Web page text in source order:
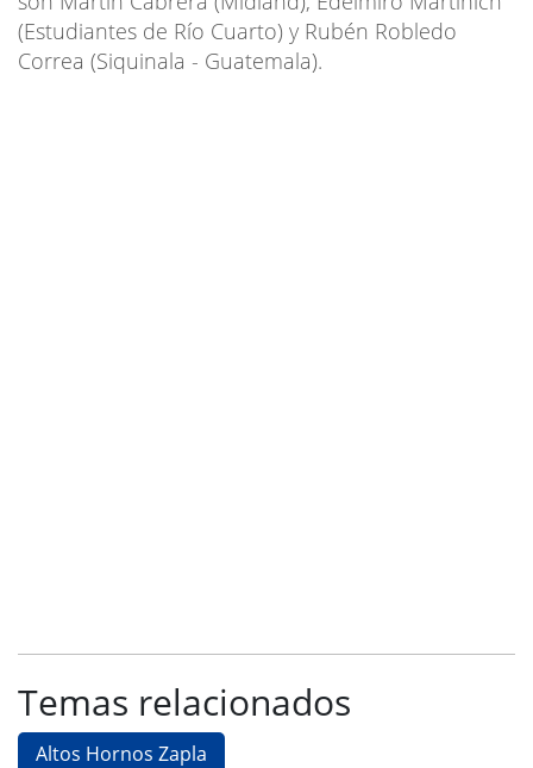
(Estudiantes de Río Cuarto) y Rubén Robledo
Correa (Siquinala - Guatemala).
Temas relacionados
Altos Hornos Zapla